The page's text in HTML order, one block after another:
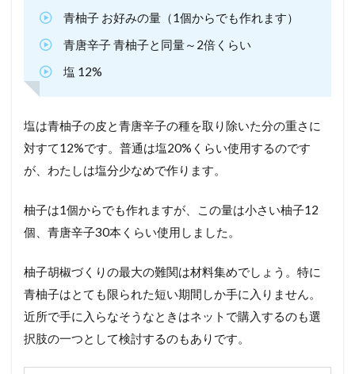
青柚子 お好みの量（1個からでも作れます）
青唐辛子 青柚子と同量～2倍くらい
塩 12%
塩は青柚子の皮と青唐辛子の種を取り除いた分の重さに
対すて12%です。普通は塩20%くらい使用するのです
が、わたしは塩分少なめで作ります。
柚子は1個からでも作れますが、この量は小さい柚子12
個、青唐辛子30本くらい使用しました。
柚子胡椒づくりの最大の難関は材料集めでしょう。特に
青柚子はとても限られた短い期間しか手に入りません。
近所で手に入らなそうなときはネットで購入するのも選
択肢の一つとして検討するのもありです。